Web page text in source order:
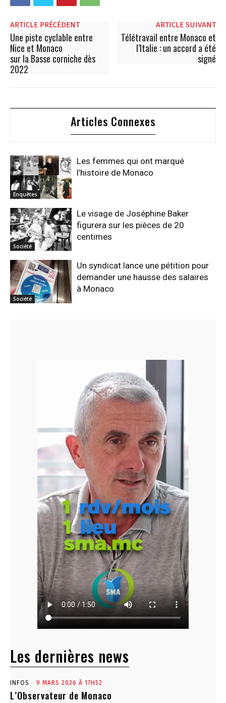
ARTICLE PRÉCÉDENT
Une piste cyclable entre
Nice et Monaco
sur la Basse corniche dès
2022
ARTICLE SUIVANT
Télétravail entre Monaco et
l’Italie : un accord a été
signé
Articles Connexes
Enquêtes
Les femmes qui ont marqué
l’histoire de Monaco
Société
Le visage de Joséphine Baker
figurera sur les pièces de 20
centimes
Société
Un syndicat lance une pétition pour
demander une hausse des salaires
à Monaco
Les dernières news
INFOS 9 MARS 2026 À 17H52
L’Observateur de Monaco